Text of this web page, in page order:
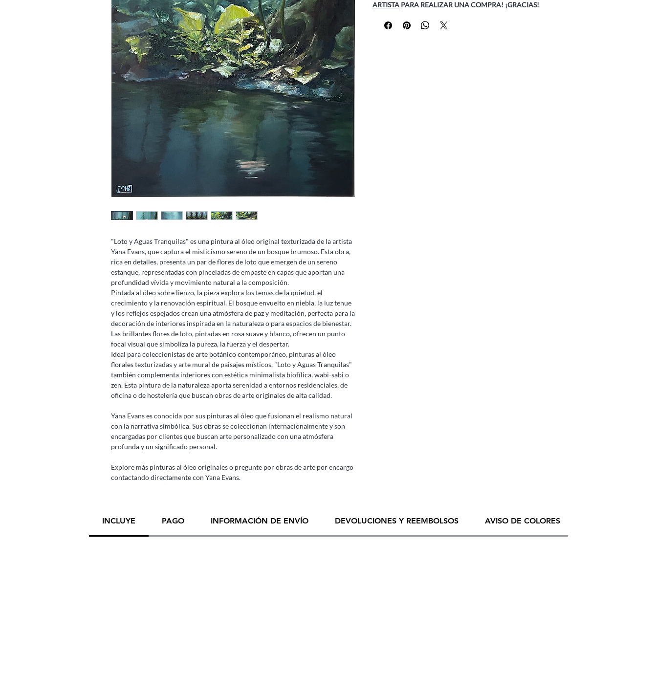
"Loto y Aguas Tranquilas" es una pintura al óleo original texturizada de la artista
Yana Evans, que captura el misticismo sereno de un bosque brumoso. Esta obra,
rica en detalles, presenta un par de flores de loto que emergen de un sereno
estanque, representadas con pinceladas de empaste en capas que aportan una
profundidad vívida y movimiento natural a la composición.
Pintada al óleo sobre lienzo, la pieza explora los temas de la quietud, el
crecimiento y la renovación espiritual. El bosque envuelto en niebla, la luz tenue
y los reflejos espejados crean una atmósfera de paz y meditación, perfecta para la
decoración de interiores inspirada en la naturaleza o para espacios de bienestar.
Las brillantes flores de loto, pintadas en rosa suave y blanco, ofrecen un punto
focal visual que simboliza la pureza, la fuerza y el despertar.
Ideal para coleccionistas de arte botánico contemporáneo, pinturas al óleo
florales texturizadas y arte mural de paisajes místicos, "Loto y Aguas Tranquilas"
también complementa interiores con estética minimalista biofílica, wabi-sabi o
zen. Esta pintura de la naturaleza aporta serenidad a entornos residenciales, de
oficina o de hostelería que buscan obras de arte originales de alta calidad.
Yana Evans es conocida por sus pinturas al óleo que fusionan el realismo natural
con la narrativa simbólica. Sus obras se coleccionan internacionalmente y son
encargadas por clientes que buscan arte personalizado con una atmósfera
profunda y un significado personal.
Explore más pinturas al óleo originales o pregunte por obras de arte por encargo
contactando directamente con Yana Evans.
ARTISTA PARA REALIZAR UNA COMPRA! ¡GRACIAS!
INCLUYE PAGO INFORMACIÓN DE ENVÍO DEVOLUCIONES Y REEMBOLSOS AVISO DE COLORES